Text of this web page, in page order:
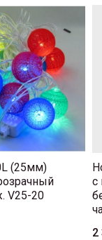
(25мм)
V25-20
с
2